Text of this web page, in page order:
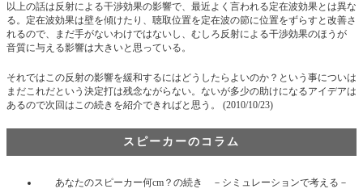
以上の話は反射による干渉効果の影響で、最近よく言われる定在波効果とは異な
る。定在波効果は壁を傾けたり、聴取位置を定在波の節に位置をずらすと改善さ
れるので、まだ手がないわけではないし、むしろ反射による干渉効果のほうが
音質に与える影響は大きいと思っている。
それではこの反射の影響を緩和するにはどうしたらよいのか？という事についは
まだこれだという決定打は残念ながらない。ないが多少の助けになるアイデアは
あるので次回はこの続きを紹介できればと思う。 (2010/10/23)
スピーカーのコラム
あなたのスピーカー何cm？の続き －シミュレーションで考える－